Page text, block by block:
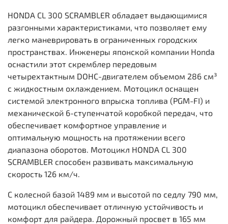
HONDA CL 300 SCRAMBLER обладает выдающимися
разгонными характеристиками, что позволяет ему
легко маневрировать в ограниченных городских
пространствах. Инженеры японской компании Honda
оснастили этот скремблер передовым
четырехтактным DOHC-двигателем объемом 286 см³
с жидкостным охлаждением. Мотоцикл оснащен
системой электронного впрыска топлива (PGM-FI) и
механической 6-ступенчатой коробкой передач, что
обеспечивает комфортное управление и
оптимальную мощность на протяжении всего
диапазона оборотов. Мотоцикл HONDA CL 300
SCRAMBLER способен развивать максимальную
скорость 126 км/ч.
С колесной базой 1489 мм и высотой по седлу 790 мм,
мотоцикл обеспечивает отличную устойчивость и
комфорт для райдера. Дорожный просвет в 165 мм